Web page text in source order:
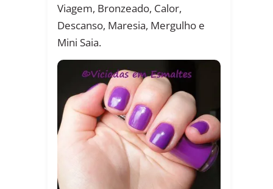
Viagem, Bronzeado, Calor,
Descanso, Maresia, Mergulho e
Mini Saia.